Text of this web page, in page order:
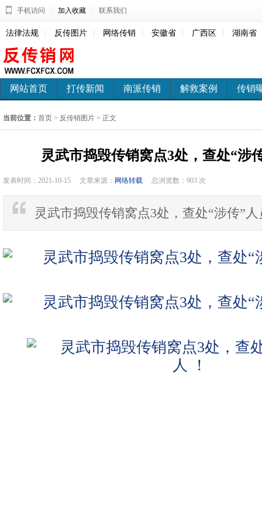
手机访问 加入收藏 联系我们
法律法规 反传图片 网络传销 安徽省 广西区 湖南省
网站首页 打传新闻 南派传销 解救案例 传销
当前位置： 首页 > 反传销图片 > 正文
灵武市捣毁传销窝点3处，查处“涉
发表时间：2021-10-15 文章来源： 网络转载 总浏览数： 903 次
灵武市捣毁传销窝点3处，查处“涉传”人